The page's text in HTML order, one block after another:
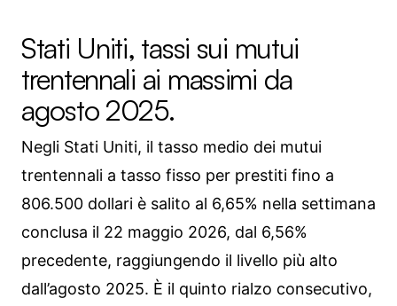
Stati Uniti, tassi sui mutui
trentennali ai massimi da
agosto 2025.
Negli Stati Uniti, il tasso medio dei mutui
trentennali a tasso fisso per prestiti fino a
806.500 dollari è salito al 6,65% nella settimana
conclusa il 22 maggio 2026, dal 6,56%
precedente, raggiungendo il livello più alto
dall’agosto 2025. È il quinto rialzo consecutivo,